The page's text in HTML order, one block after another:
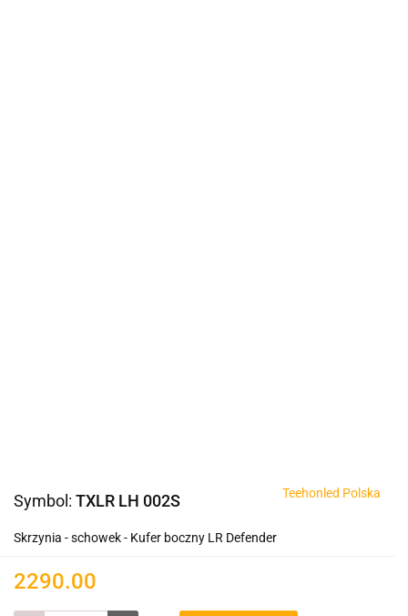
Symbol: TXLR LH 002S Teehonled Polska
Skrzynia - schowek - Kufer boczny LR Defender
2290.00